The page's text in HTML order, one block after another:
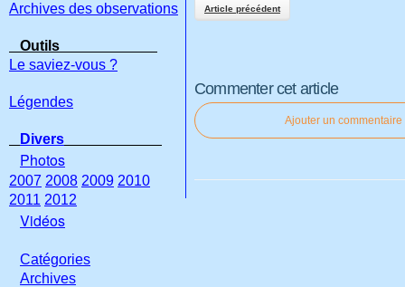
Article précédent
Commenter cet article
Ajouter un commentaire
Archives des observations
Outils
Le saviez-vous ?
Légendes
Divers
Photos
2007 2008 2009 2010
2011 2012
Vidéos
Catégories
Archives